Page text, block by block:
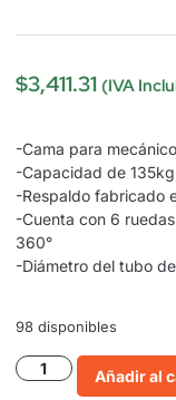
$3,411.31 (IVA
-Cama para
-Capacidad de
-Respaldo fabricado
-Cuenta con 6
360°
-Diámetro del tubo
98 disponibles
Añadir al